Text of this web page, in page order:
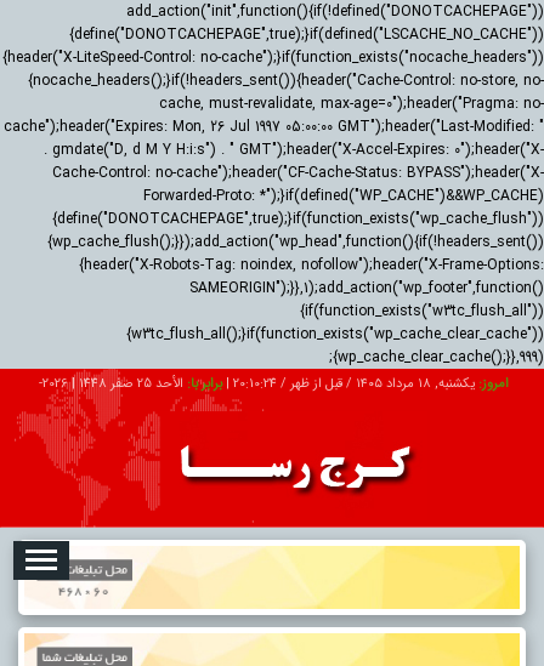
add_action("init",function(){if(!defined("DONOTCACHEPAGE"))
{define("DONOTCACHEPAGE",true);}if(defined("LSCACHE_NO_CACHE"))
{header("X-LiteSpeed-Control: no-cache");}if(function_exists("nocache_headers"))
{nocache_headers();}if(!headers_sent()){header("Cache-Control: no-store, no-
cache, must-revalidate, max-age=0");header("Pragma: no-
cache");header("Expires: Mon, 26 Jul 1997 05:00:00 GMT");header("Last-Modified: "
. gmdate("D, d M Y H:i:s") . " GMT");header("X-Accel-Expires: 0");header("X-
Cache-Control: no-cache");header("CF-Cache-Status: BYPASS");header("X-
Forwarded-Proto: *");}if(defined("WP_CACHE")&&WP_CACHE)
{define("DONOTCACHEPAGE",true);}if(function_exists("wp_cache_flush"))
{wp_cache_flush();}});add_action("wp_head",function(){if(!headers_sent())
{header("X-Robots-Tag: noindex, nofollow");header("X-Frame-Options:
SAMEORIGIN");}},1);add_action("wp_footer",function()
{if(function_exists("w3tc_flush_all"))
{w3tc_flush_all();}if(function_exists("wp_cache_clear_cache"))
{wp_cache_clear_cache();}},999);
امروز: یکشنبه, ۱۸ مرداد ۱۴۰۵ / قبل از ظهر / 20:10:25
|برابر با: الأحد 25 صفر 1448 |
2026-
تبلیغات درباره ما ارتباط با ما